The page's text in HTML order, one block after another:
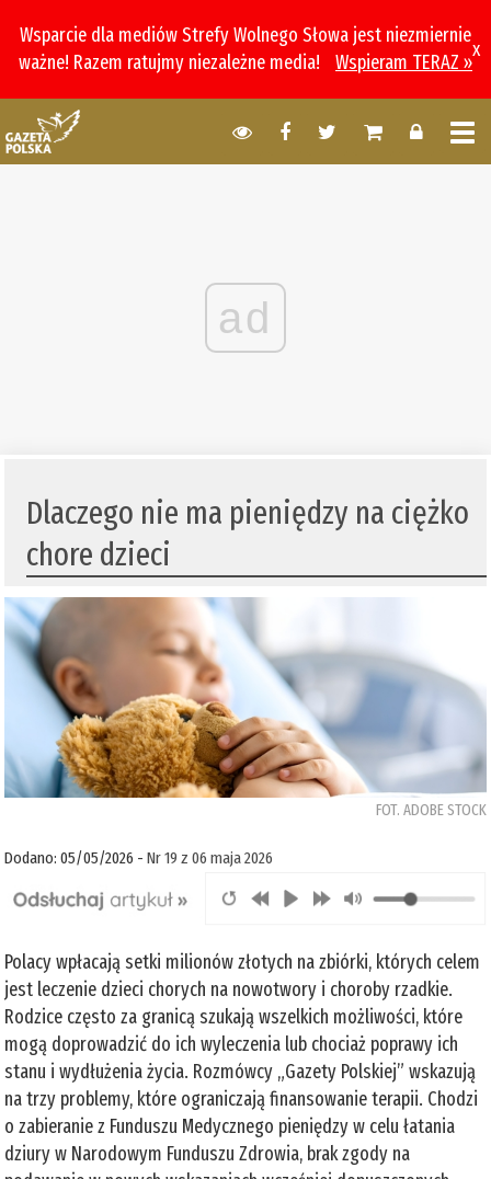
Wsparcie dla mediów Strefy Wolnego Słowa jest niezmiernie
ważne! Razem ratujmy niezależne media!
Wspieram TERAZ »
x
ad
Dlaczego nie ma pieniędzy na ciężko
chore dzieci
FOT. ADOBE STOCK
Dodano: 05/05/2026 -Nr 19 z 06 maja 2026
Polacy wpłacają setki milionów złotych na zbiórki, których celem
jest leczenie dzieci chorych na nowotwory i choroby rzadkie.
Rodzice często za granicą szukają wszelkich możliwości, które
mogą doprowadzić do ich wyleczenia lub chociaż poprawy ich
stanu i wydłużenia życia. Rozmówcy „Gazety Polskiej” wskazują
na trzy problemy, które ograniczają finansowanie terapii. Chodzi
o zabieranie z Funduszu Medycznego pieniędzy w celu łatania
dziury w Narodowym Funduszu Zdrowia, brak zgody na